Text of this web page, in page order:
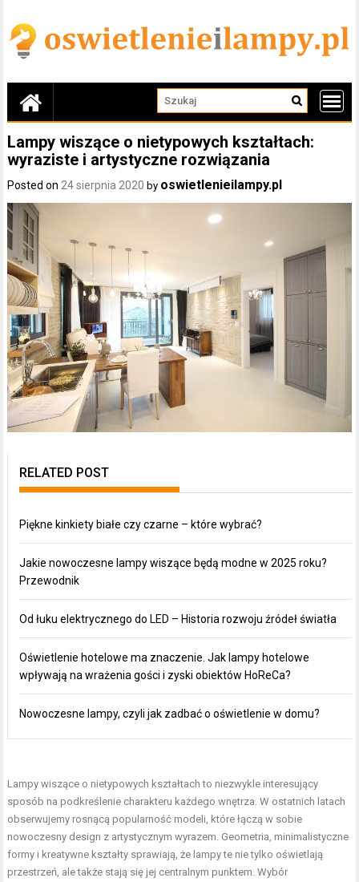
content
Lampy wiszące o nietypowych kształtach:
wyraziste i artystyczne rozwiązania
Posted on 24 sierpnia 2020 by oswietlenieilampy.pl
RELATED POST
Piękne kinkiety białe czy czarne – które wybrać?
Jakie nowoczesne lampy wiszące będą modne w 2025 roku?
Przewodnik
Od łuku elektrycznego do LED – Historia rozwoju źródeł światła
Oświetlenie hotelowe ma znaczenie. Jak lampy hotelowe
wpływają na wrażenia gości i zyski obiektów HoReCa?
Nowoczesne lampy, czyli jak zadbać o oświetlenie w domu?
Lampy wiszące o nietypowych kształtach to niezwykle interesujący
sposób na podkreślenie charakteru każdego wnętrza. W ostatnich latach
obserwujemy rosnącą popularność modeli, które łączą w sobie
nowoczesny design z artystycznym wyrazem. Geometria, minimalistyczne
formy i kreatywne kształty sprawiają, że lampy te nie tylko oświetlają
przestrzeń, ale także stają się jej centralnym punktem. Wybór